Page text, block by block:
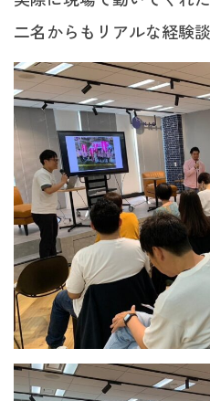
二名からもリアルな経験